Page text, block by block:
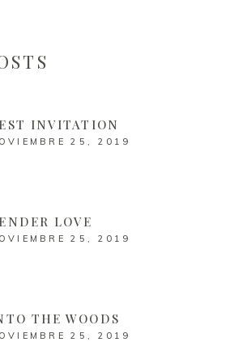
INVITATION
25, 2019
LOVE
25, 2019
THE WOODS
25, 2019